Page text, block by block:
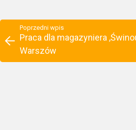
Poprzedni wpis
Praca dla magazyniera
Warszów